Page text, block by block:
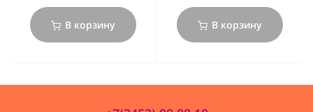
В корзину В корзину